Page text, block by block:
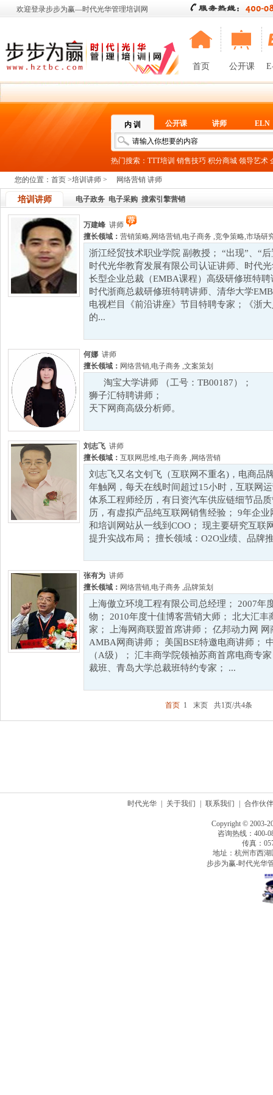
欢迎登录步步为赢—时代光华管理培训网
首页 公开课
内 训 公开课 讲师 ELN
热门搜索： TTT培训 销售技巧 积分商城 领导艺术
您的位置： 首页 >培训讲师 > 网络营销 讲师
培训讲师 电子政务 电子采购 搜索引擎营销
万建峰 讲师
擅长领域： 营销策略, 网络营销,电子商务 ,竞争策略,市场研
浙江经贸技术职业学院 副教授； “出现”、“
时代光华教育发展有限公司认证讲师、时代
长型企业总裁（EMBA课程）高级研修班特
时代浙商总裁研修班特聘讲师、清华大学
电视栏目《前沿讲座》节目特聘专家；《浙
的...
何娜 讲师
擅长领域： 网络营销,电子商务 ,文案策划
淘宝大学讲师 （工号：TB00187）；
狮子汇特聘讲师；
天下网商高级分析师。
刘志飞 讲师
擅长领域： 互联网思维,电子商务 , 网络营销
刘志飞又名文钊飞（互联网不重名)，电商品
年触网，每天在线时间超过15小时，互联网
体系工程师经历，有日资汽车供应链细节品
历，有虚拟产品纯互联网销售经验； 9年企
和培训网站从一线到COO； 现主要研究互联
提升实战布局； 擅长领域：O2O业绩、品牌
张有为 讲师
擅长领域： 网络营销,电子商务 ,品牌策划
上海傲立环境工程有限公司总经理； 2007年
物； 2010年度十佳博客营销大师； 北大汇
家； 上海网商联盟首席讲师； 亿邦动力网
AMBA网商讲师； 美国BSE特邀电商讲师；
（A级）； 汇丰商学院领袖苏商首席电商专
裁班、青岛大学总裁班特约专家； ...
首页 1 末页 共1页/共4条
时代光华 关于我们 联系我们 合作伙伴
Copyright © 2003-
咨询热线：400-
传真：
地址：杭州市西
步步为赢-时代光华